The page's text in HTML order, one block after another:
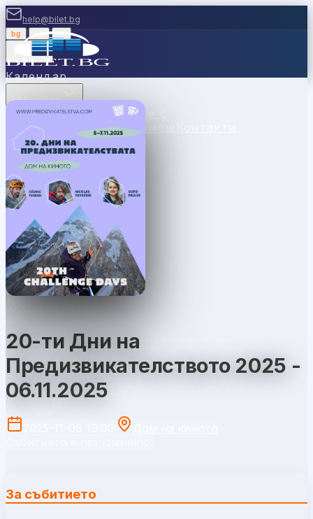
help@bilet.bg
bg |
Вход
Календар
Категории
МестаКасиПродавайте с
насВаучериНовиниПомощ
София
20-ти Дни на
Предизвикателството 2025 -
06.11.2025
За събитието